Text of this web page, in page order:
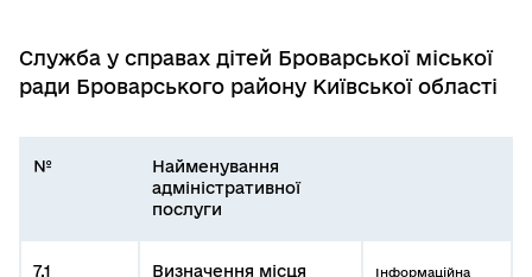
Служба у справах дітей Броварської міської
ради Броварського району Київської області
№
Найменування
адміністративної
послуги
7.1
Визначення місця
Інформаційна